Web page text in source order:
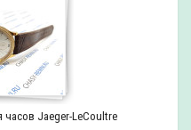
Jaeger-LeCoultre